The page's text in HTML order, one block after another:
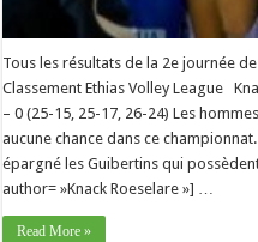
Tous les résultats de la 2e journée
Classement Ethias Volley League
– 0 (25-15, 25-17, 26-24) Les
aucune chance dans ce
épargné les Guibertins qui
author= »Knack Roeselare »] …
Read More »